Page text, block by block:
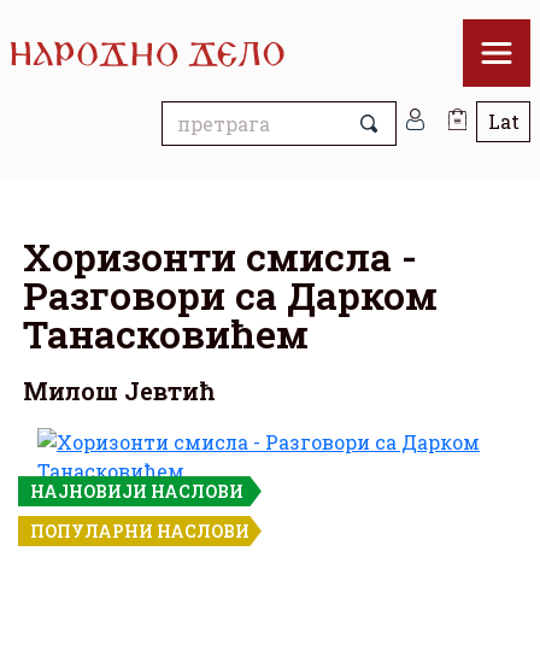
Хоризонти смисла -
Разговори са Дарком
Танасковићем
Милош Јевтић
НАЈНОВИЈИ НАСЛОВИ
ПОПУЛАРНИ НАСЛОВИ